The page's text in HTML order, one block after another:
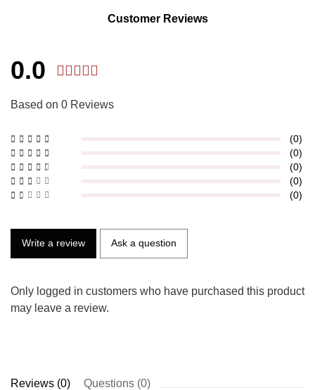
Customer Reviews
0.0
Based on 0 Reviews
(0)
(0)
(0)
(0)
(0)
Write a review Ask a question
Only logged in customers who have purchased this product
may leave a review.
Reviews (0) Questions (0)